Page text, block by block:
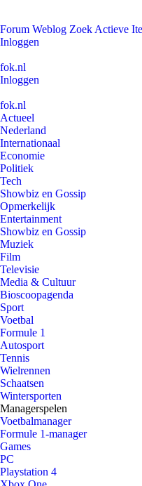
Forum Weblog Zoek Actieve
Inloggen
fok.nl
Inloggen
fok.nl
Actueel
Nederland
Internationaal
Economie
Politiek
Tech
Showbiz en Gossip
Opmerkelijk
Entertainment
Showbiz en Gossip
Muziek
Film
Televisie
Media & Cultuur
Bioscoopagenda
Sport
Voetbal
Formule 1
Autosport
Tennis
Wielrennen
Schaatsen
Wintersporten
Managerspelen
Voetbalmanager
Formule 1-manager
Games
PC
Playstation 4